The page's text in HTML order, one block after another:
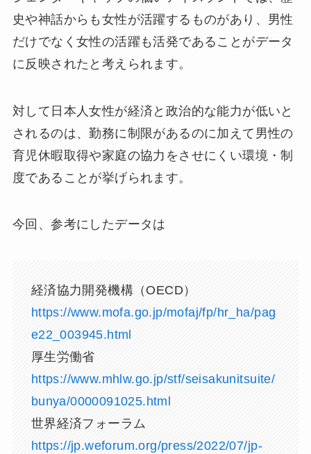
史や神話からも女性が活躍するものがあり、男性
だけでなく女性の活躍も活発であることがデータ
に反映されたと考えられます。
対して日本人女性が経済と政治的な能力が低いと
されるのは、勤務に制限があるのに加えて男性の
育児休暇取得や家庭の協力をさせにくい環境・制
度であることが挙げられます。
今回、参考にしたデータは
経済協力開発機構（OECD）
https://www.mofa.go.jp/mofaj/fp/hr_ha/pag
e22_003945.html
厚生労働省
https://www.mhlw.go.jp/stf/seisakunitsuite/
bunya/0000091025.html
世界経済フォーラム
https://jp.weforum.org/press/2022/07/jp-